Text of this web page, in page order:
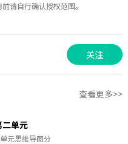
请自行确认授权范围。
关注
查看更多>>
单元
元思维导图分